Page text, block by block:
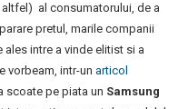
al consumatorului, de a
pretul, marile companii
intre a vinde elitist si a
vorbeam, intr-un articol
scoate pe piata un Samsung